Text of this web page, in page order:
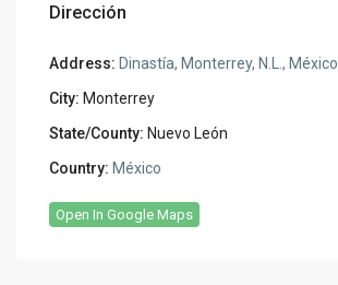
Dirección
Address: Dinastía, Monterrey, N.L., México
City: Monterrey
State/County: Nuevo León
Country: México
Open In Google Maps